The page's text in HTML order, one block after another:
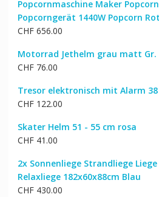
Popcornmaschine Maker
Popcorngerät 1440W Popcorn
CHF656.00
Motorrad Jethelm grau matt Gr.
CHF76.00
Tresor elektronisch mit Alarm 38
CHF122.00
Skater Helm 51 - 55 cm rosa
CHF41.00
2x Sonnenliege Strandliege
Relaxliege 182x60x88cm Blau
CHF430.00